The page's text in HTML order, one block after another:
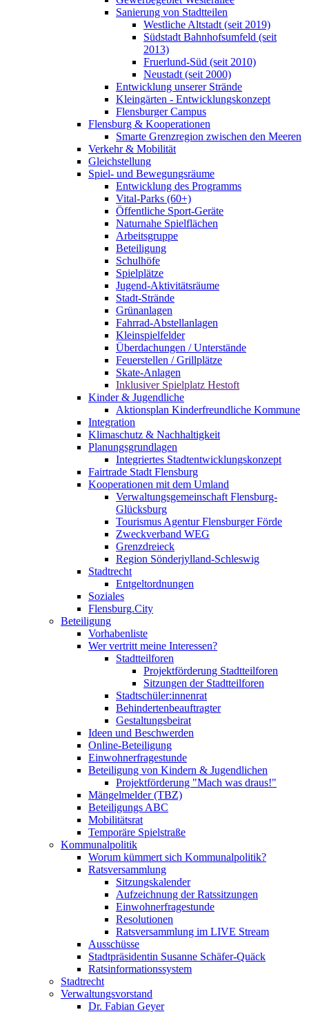
Sanierung von Stadtteilen
Westliche Altstadt (seit 2019)
Südstadt Bahnhofsumfeld (seit
2013)
Fruerlund-Süd (seit 2010)
Neustadt (seit 2000)
Entwicklung unserer Strände
Kleingärten - Entwicklungskonzept
Flensburger Campus
Flensburg & Kooperationen
Smarte Grenzregion zwischen den Meeren
Verkehr & Mobilität
Gleichstellung
Spiel- und Bewegungsräume
Entwicklung des Programms
Vital-Parks (60+)
Öffentliche Sport-Geräte
Naturnahe Spielflächen
Arbeitsgruppe
Beteiligung
Schulhöfe
Spielplätze
Jugend-Aktivitätsräume
Stadt-Strände
Grünanlagen
Fahrrad-Abstellanlagen
Kleinspielfelder
Überdachungen / Unterstände
Feuerstellen / Grillplätze
Skate-Anlagen
Inklusiver Spielplatz Hestoft
Kinder & Jugendliche
Aktionsplan Kinderfreundliche Kommune
Integration
Klimaschutz & Nachhaltigkeit
Planungsgrundlagen
Integriertes Stadtentwicklungskonzept
Fairtrade Stadt Flensburg
Kooperationen mit dem Umland
Verwaltungsgemeinschaft Flensburg-
Glücksburg
Tourismus Agentur Flensburger Förde
Zweckverband WEG
Grenzdreieck
Region Sönderjylland-Schleswig
Stadtrecht
Entgeltordnungen
Soziales
Flensburg.City
Beteiligung
Vorhabenliste
Wer vertritt meine Interessen?
Stadtteilforen
Projektförderung Stadtteilforen
Sitzungen der Stadtteilforen
Stadtschüler:innenrat
Behindertenbeauftragter
Gestaltungsbeirat
Ideen und Beschwerden
Online-Beteiligung
Einwohnerfragestunde
Beteiligung von Kindern & Jugendlichen
Projektförderung "Mach was draus!"
Mängelmelder (TBZ)
Beteiligungs ABC
Mobilitätsrat
Temporäre Spielstraße
Kommunalpolitik
Worum kümmert sich Kommunalpolitik?
Ratsversammlung
Sitzungskalender
Aufzeichnung der Ratssitzungen
Einwohnerfragestunde
Resolutionen
Ratsversammlung im LIVE Stream
Ausschüsse
Stadtpräsidentin Susanne Schäfer-Quäck
Ratsinformationssystem
Stadtrecht
Verwaltungsvorstand
Dr. Fabian Geyer